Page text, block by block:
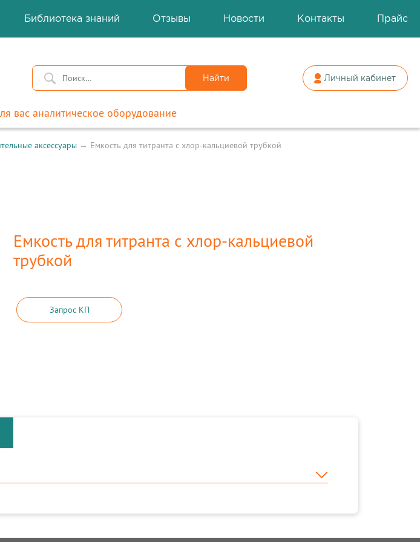
аксессуары → Емкость для титранта с хлор-кальциевой трубкой
Емкость для титранта с хлор-кальциевой
трубкой
Запрос КП
Библиотека знаний Отзывы Новости Контакты Прайс
Найти Личный кабинет
вас аналитическое оборудование